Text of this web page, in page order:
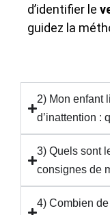
d’identifier le
guidez la
2) Mon enfant
d’inattention :
3) Quels sont
consignes de
4) Combien